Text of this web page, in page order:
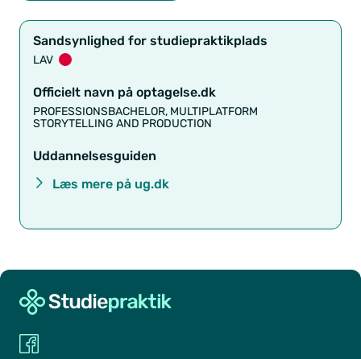
Sandsynlighed for studiepraktikplads
LAV
Officielt navn på optagelse.dk
PROFESSIONSBACHELOR, MULTIPLATFORM
STORYTELLING AND PRODUCTION
Uddannelsesguiden
Læs mere på ug.dk